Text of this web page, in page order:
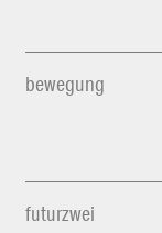
bewegung
futurzwei